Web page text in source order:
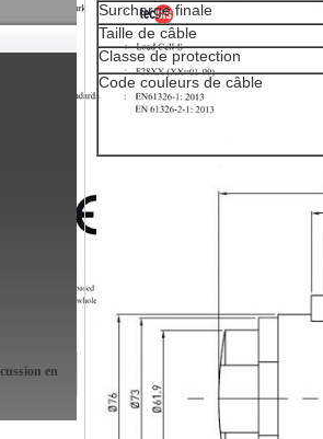
en
Surcharge finale
Taille de câble
Classe de protection
Code couleurs de câble